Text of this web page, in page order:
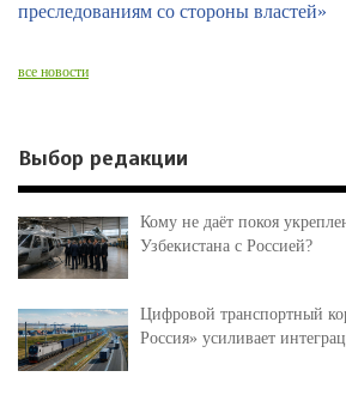
преследованиям со стороны властей»
все новости
Выбор редакции
Кому не даёт покоя
Узбекистана с Россией?
Цифровой транспортный
Россия» усиливает